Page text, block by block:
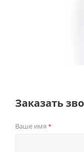
Заказать
Ваше имя *